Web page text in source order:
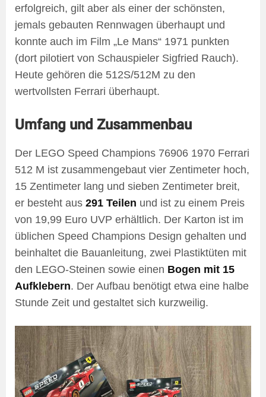
erfolgreich, gilt aber als einer der schönsten,
jemals gebauten Rennwagen überhaupt und
konnte auch im Film „Le Mans“ 1971 punkten
(dort pilotiert von Schauspieler Sigfried Rauch).
Heute gehören die 512S/512M zu den
wertvollsten Ferrari überhaupt.
Umfang und Zusammenbau
Der LEGO Speed Champions 76906 1970 Ferrari
512 M ist zusammengebaut vier Zentimeter hoch,
15 Zentimeter lang und sieben Zentimeter breit,
er besteht aus 291 Teilen und ist zu einem Preis
von 19,99 Euro UVP erhältlich. Der Karton ist im
üblichen Speed Champions Design gehalten und
beinhaltet die Bauanleitung, zwei Plastiktüten mit
den LEGO-Steinen sowie einen Bogen mit 15
Aufklebern. Der Aufbau benötigt etwa eine halbe
Stunde Zeit und gestaltet sich kurzweilig.